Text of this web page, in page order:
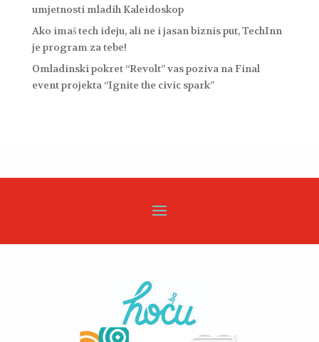
umjetnosti mladih Kaleidoskop
Ako imaš tech ideju, ali ne i jasan biznis put, TechInn
je program za tebe!
Omladinski pokret “Revolt” vas poziva na Final
event projekta “Ignite the civic spark”